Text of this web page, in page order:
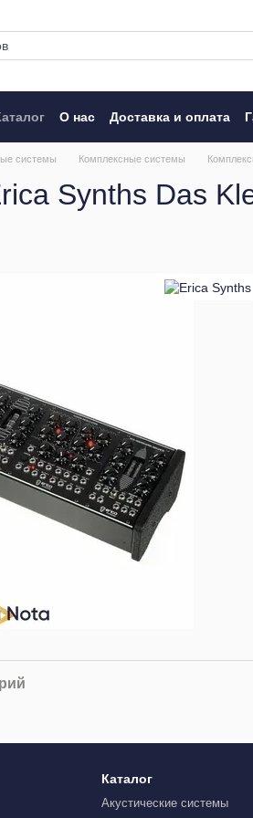
О нас Доставка и оплата
системы Комплексные системы
Synths Das
Каталог
Акустические системы